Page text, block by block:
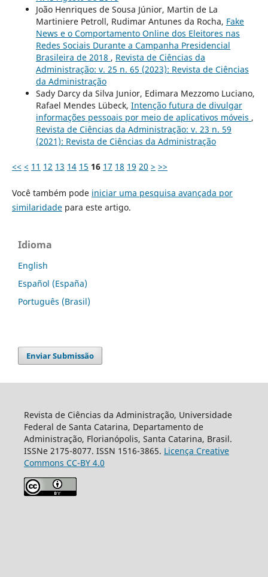
João Henriques de Sousa Júnior, Martin de La
Martiniere Petroll, Rudimar Antunes da Rocha, Fake
News e o Comportamento Online dos Eleitores nas
Redes Sociais Durante a Campanha Presidencial
Brasileira de 2018 , Revista de Ciências da
Administração: v. 25 n. 65 (2023): Revista de Ciências
da Administração
Sady Darcy da Silva Junior, Edimara Mezzomo Luciano,
Rafael Mendes Lübeck, Intenção futura de divulgar
informações pessoais por meio de aplicativos móveis ,
Revista de Ciências da Administração: v. 23 n. 59
(2021): Revista de Ciências da Administração
<< < 11 12 13 14 15 16 17 18 19 20 > >>
Você também pode iniciar uma pesquisa avançada por
similaridadepara este artigo.
Idioma
English
Español (España)
Português (Brasil)
Enviar Submissão
Revista de Ciências da Administração, Universidade
Federal de Santa Catarina, Departamento de
Administração, Florianópolis, Santa Catarina, Brasil.
ISSNe 2175-8077. ISSN 1516-3865. Licença Creative
Commons CC-BY 4.0